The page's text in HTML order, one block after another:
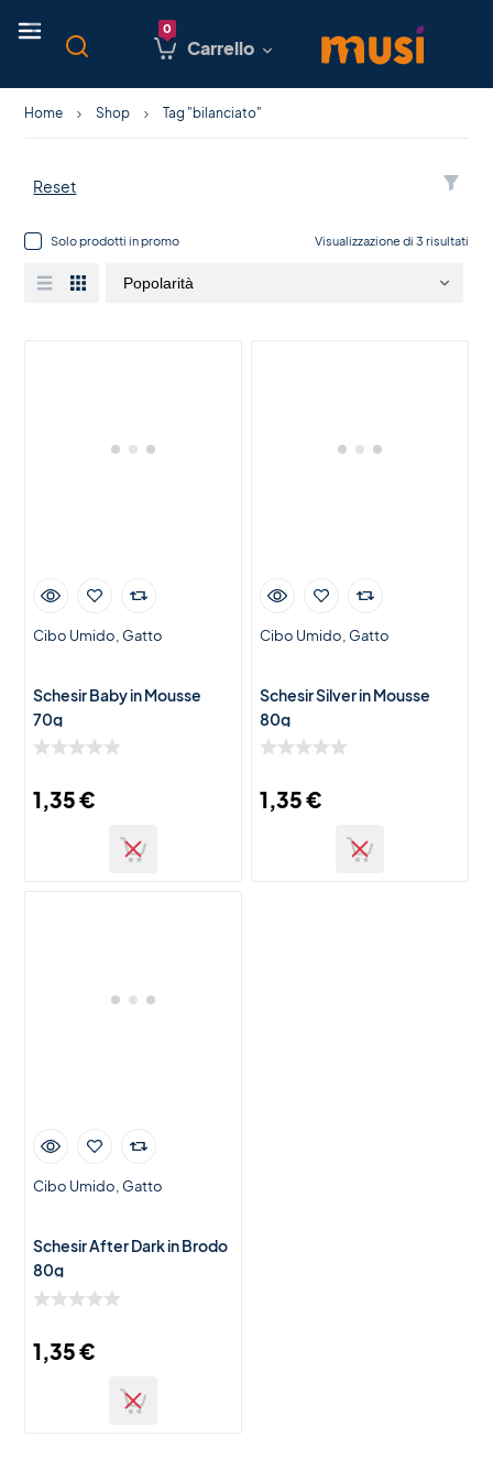
Carrello
Home Shop Tag "bilanciato"
Reset
Solo prodotti in promo Visualizzazione di 3 risultati
Cibo Umido Gatto
Schesir Baby in Mousse
70g
1,35€
Cibo Umido Gatto
Schesir Silver in Mousse
80g
1,35€
Cibo Umido Gatto
Schesir After Dark in Brodo
80g
1,35€